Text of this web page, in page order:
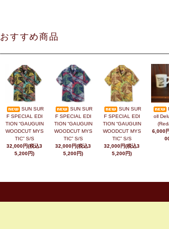
おすすめ商品
SUN SUR
F SPECIAL EDI
TION “GAUGUIN
WOODCUT MYS
TIC” S/S
32,000円(税込3
5,200円)
SUN SUR
F SPECIAL EDI
TION “GAUGUIN
WOODCUT MYS
TIC” S/S
32,000円(税込3
5,200円)
SUN SUR
F SPECIAL EDI
TION “GAUGUIN
WOODCUT MYS
TIC” S/S
32,000円(税込3
5,200円)
oll
6,000